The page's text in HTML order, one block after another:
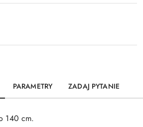
PARAMETRY ZADAJ PYTANIE
140 cm.